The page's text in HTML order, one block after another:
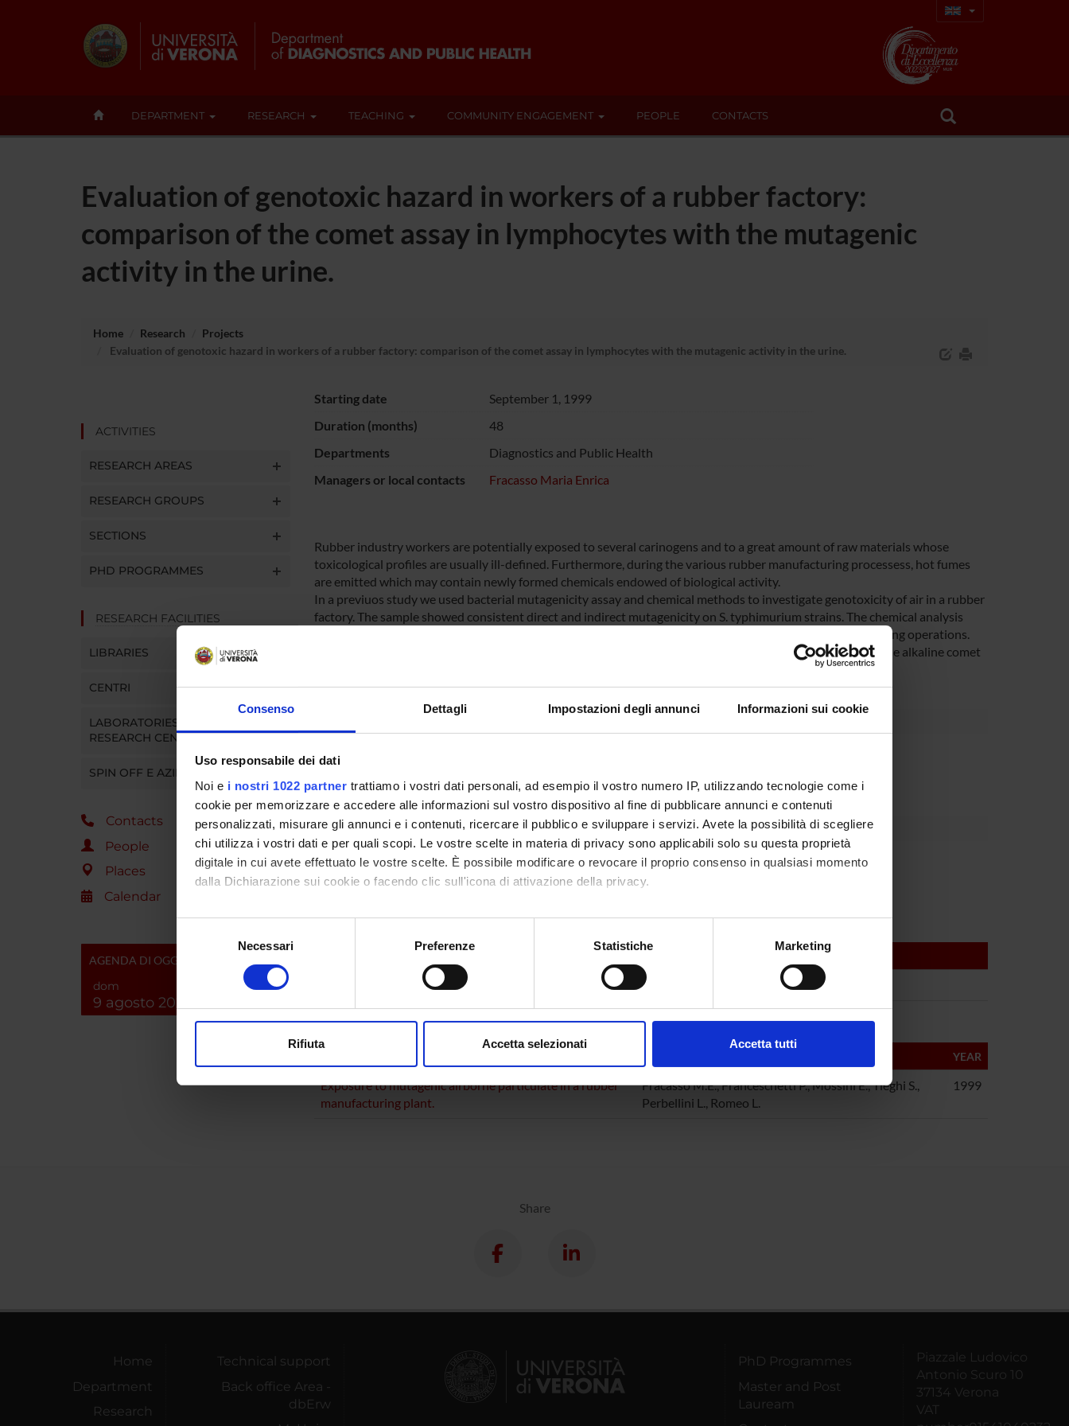
Consenso Dettagli Impostazioni degli annunci Informazioni sui cookie
Uso responsabile dei dati
Noi e i nostri 1022 partner trattiamo i vostri dati personali, ad esempio il vostro numero IP, utilizzando tecnologie come i
cookie per memorizzare e accedere alle informazioni sul vostro dispositivo al fine di pubblicare annunci e contenuti
personalizzati, misurare gli annunci e i contenuti, ricercare il pubblico e sviluppare i servizi. Avete la possibilità di scegliere
chi utilizza i vostri dati e per quali scopi. Le vostre scelte in materia di privacy sono applicabili solo su questa proprietà
digitale in cui avete effettuato le vostre scelte. È possibile modificare o revocare il proprio consenso in qualsiasi momento
dalla Dichiarazione sui cookie o facendo clic sull'icona di attivazione della privacy.
Con il tuo consenso, vorremmo anche:
raccogliere informazioni sulla tua posizione geografica, con un'approssimazione di qualche metro,
digitali).
modificare o ritirare il tuo consenso in qualsiasi momento dalla Dichiarazione sui cookie.
di analisi dei dati web, pubblicità e social media, i quali potrebbero combinarle con altre informazioni che hai fornito loro o
del
consenso
Necessari Preferenze Statistiche Marketing
Rifiuta Accetta selezionati Accetta tutti
DEPARTMENT RESEARCH TEACHING COMMUNITY ENGAGEMENT PEOPLE CONTACTS
Evaluation of genotoxic hazard in workers of a rubber factory:
comparison of the comet assay in lymphocytes with the mutagenic
activity in the urine.
Home Research
Projects
Evaluation of genotoxic hazard in workers of a rubber factory: comparison of the comet assay in lymphocytes with the mutagenic activity in the urine.
ACTIVITIES
RESEARCH AREAS
RESEARCH GROUPS
SECTIONS
PHD PROGRAMMES
RESEARCH FACILITIES
LIBRARIES
CENTRI
LABORATORIES AND
RESEARCH CENTRES
SPIN OFF E AZIENDE
Contacts
People
Places
Calendar
AGENDA DI OGGI
dom
9 agosto 2026
Starting date
September 1, 1999
Duration (months)
48
Departments
Diagnostics and Public Health
Managers or local contacts
Fracasso Maria Enrica
Rubber industry workers are potentially exposed to several carinogens and to a great amount of raw materials whose
toxicological profiles are usually ill-defined. Furthermore, during the various rubber manufacturing processess, hot fumes
are emitted which may contain newly formed chemicals endowed of biological activity.
In a previuos study we used bacterial mutagenicity assay and chemical methods to investigate genotoxicity of air in a rubber
factory. The sample showed consistent direct and indirect mutagenicity on S. typhimurium strains. The chemical analysis
revealed that the contaminants consisted mainly of compounds which were formed during rubber processing operations.
Date indicate that the workers of this factory are exposed to mutagenic chemical substances. In addition the alkaline comet
ISPESL
PROJECT PARTICIPANTS
Maria Enrica Fracasso Luigi Perbellini
Section of Legal and Occupational Medicine Section of Pharmacology
YEAR
Exposure to mutagenic airborne particulate in a rubber
manufacturing plant.
Fracasso M.E., Franceschetti P., Mossini E., Tieghi S.,
Perbellini L., Romeo L.
1999
Share
Home
Department
Research
Technical support
Back office Area -
dbErw
PhD Programmes
Master and Post
Lauream
Piazzale Ludovico
Antonio Scuro 10
37134 Verona
VAT